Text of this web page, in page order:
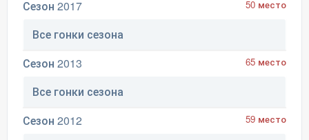
Сезон 2017 50 место
Все гонки сезона
Сезон 2013
65 место
Все гонки сезона
Сезон 2012
59 место